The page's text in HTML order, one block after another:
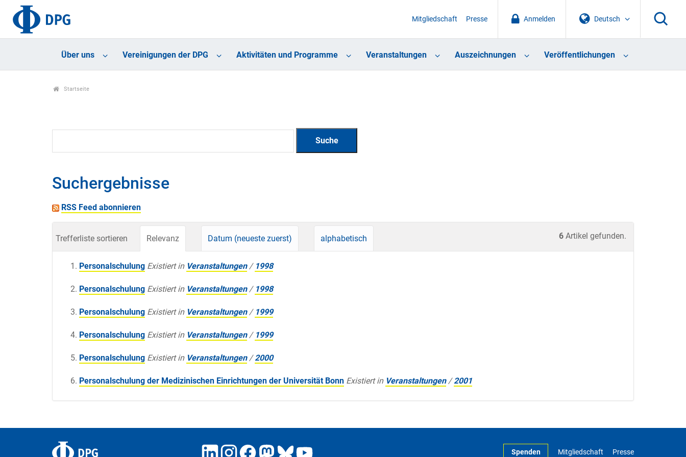
Deutsch
Anmelden
Mitgliedschaft Presse
Über uns Vereinigungen der DPG Aktivitäten und Programme Veranstaltungen Auszeichnungen Veröffentlichungen
Startseite
Suchergebnisse
RSS Feed abonnieren
6 Artikel gefunden.
Trefferliste sortieren Relevanz Datum (neueste zuerst) alphabetisch
Personalschulung Existiert in Veranstaltungen / 1998
Personalschulung Existiert in Veranstaltungen / 1998
Personalschulung Existiert in Veranstaltungen / 1999
Personalschulung Existiert in Veranstaltungen / 1999
Personalschulung Existiert in Veranstaltungen /2000
Personalschulung der Medizinischen Einrichtungen der Universität Bonn Existiert in Veranstaltungen /2001
Spenden Mitgliedschaft Presse